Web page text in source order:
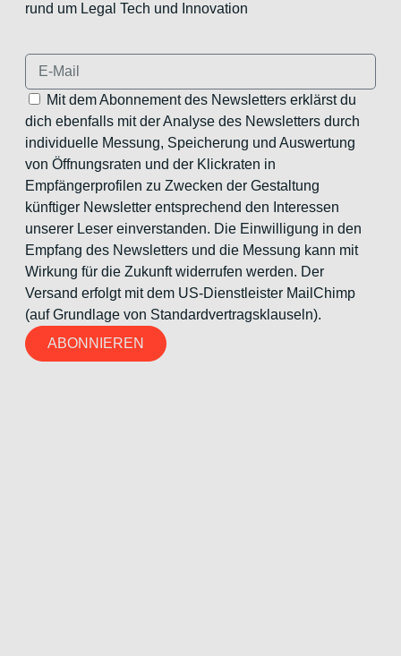
rund um Legal Tech und Innovation
Mit dem Abonnement des Newsletters erklärst du
dich ebenfalls mit der Analyse des Newsletters durch
individuelle Messung, Speicherung und Auswertung
von Öffnungsraten und der Klickraten in
Empfängerprofilen zu Zwecken der Gestaltung
künftiger Newsletter entsprechend den Interessen
unserer Leser einverstanden. Die Einwilligung in den
Empfang des Newsletters und die Messung kann mit
Wirkung für die Zukunft widerrufen werden. Der
Versand erfolgt mit dem US-Dienstleister MailChimp
(auf Grundlage von Standardvertragsklauseln).
ABONNIEREN